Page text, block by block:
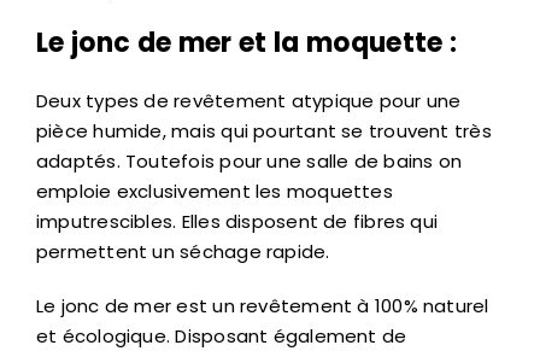
Le jonc de mer et la moquette :
Deux types de revêtement atypique pour une
pièce humide, mais qui pourtant se trouvent très
adaptés. Toutefois pour une salle de bains on
emploie exclusivement les moquettes
imputrescibles. Elles disposent de fibres qui
permettent un séchage rapide.
Le jonc de mer est un revêtement à 100% naturel
et écologique. Disposant également de